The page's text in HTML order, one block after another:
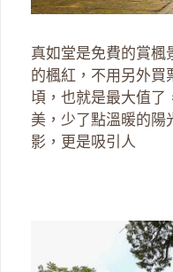
真如堂是免費的賞楓
的楓紅，不用另外買
頃，也就是最大值了
美，少了點溫暖的陽
影，更是吸引人